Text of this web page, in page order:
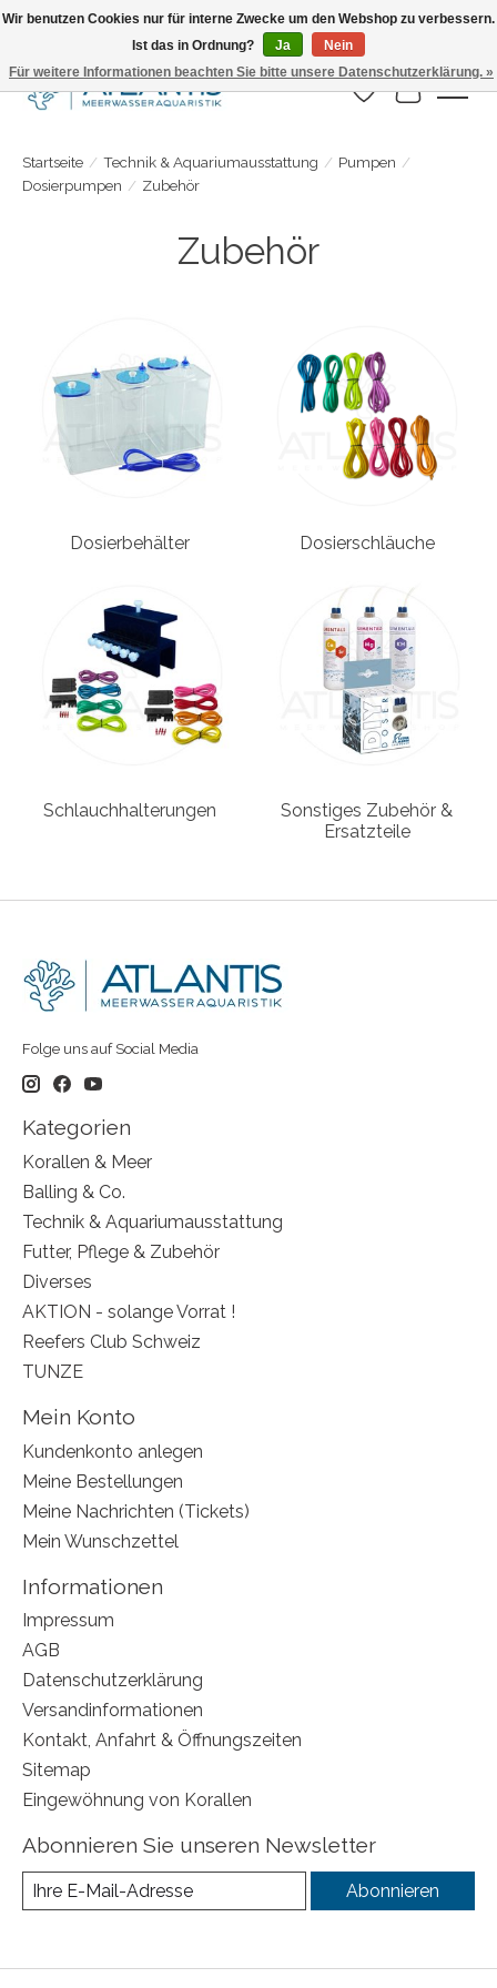
Täglicher Versand. Bestelle bis 15.00 Uhr
Wunschzettel
Ihr
Startseite / Technik & Aquariumausstattung / Pumpen /
Dosierpumpen / Zubehör
Zubehör
Dosierbehälter Dosierschläuche
Schlauchhalterungen
Sonstiges Zubehör &
Ersatzteile
Folge uns auf Social Media
Kategorien
Korallen & Meer
Balling & Co.
Technik & Aquariumausstattung
Futter, Pflege & Zubehör
Diverses
AKTION - solange Vorrat !
Reefers Club Schweiz
TUNZE
Mein Konto
Kundenkonto anlegen
Meine Bestellungen
Meine Nachrichten (Tickets)
Mein Wunschzettel
Informationen
Impressum
AGB
Datenschutzerklärung
Versandinformationen
Kontakt, Anfahrt & Öffnungszeiten
Sitemap
Eingewöhnung von Korallen
Abonnieren Sie unseren Newsletter
Abonnieren
Wir benutzen Cookies nur für interne Zwecke um den Webshop zu verbessern.
Ist das in Ordnung?
Ja
Nein
Für weitere Informationen beachten Sie bitte unsere Datenschutzerklärung. »